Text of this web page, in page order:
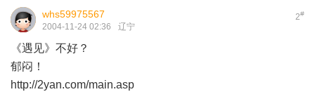
2#
whs59975567
2004-11-24 02:36 辽宁
《遇见》不好？
郁闷！
http://2yan.com/main.asp